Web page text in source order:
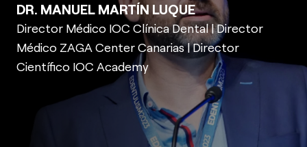
DR. MANUEL MARTÍN LUQUE
Director Médico IOC Clínica Dental | Director
Médico ZAGA Center Canarias | Director
Científico IOC Academy